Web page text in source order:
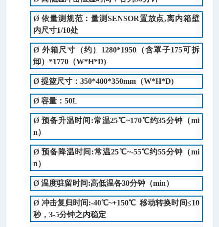
Ø依量测规范：量测SENSOR置放点,离内箱壁
内尺寸1/10处
Ø 外箱尺寸 （约） 1280*1950（含罩子175可拆
卸）*1770 （W*H*D)
Ø提篮尺寸 ：350*400*350mm（W*H*D)
Ø容量：50L
Ø预备升温时间:常温25℃~170℃约35分钟（mi
n）
Ø预备降温时间:常温25℃~-55℃约55分钟（mi
n）
Ø温度驻留时间:高低温各30分钟（min）
Ø 冲击复归时间:-40℃~+150℃ 移动转换时间≤10
秒，3-5分钟之内稳定